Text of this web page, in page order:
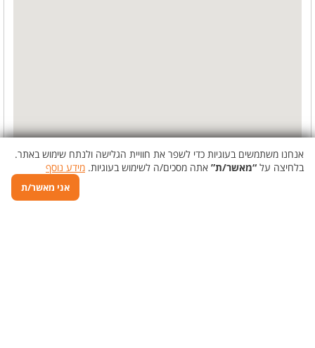
אנחנו משתמשים בעוגיות כדי לשפר את חוויית הגלישה ולנתח שימוש באתר.
בלחיצה על “מאשר/ת” אתה מסכים/ה לשימוש בעוגיות. מידע נוסף
אני מאשר/ת